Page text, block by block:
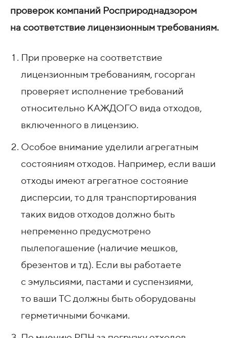
проверок компаний Росприроднадзором
на соответствие лицензионным требованиям.
При проверке на соответствие
лицензионным требованиям, госорган
проверяет исполнение требований
относительно КАЖДОГО вида отходов,
включенного в лицензию.
Особое внимание уделили агрегатным
состояниям отходов. Например, если ваши
отходы имеют агрегатное состояние
дисперсии, то для транспортирования
таких видов отходов должно быть
непременно предусмотрено
пылепогашение (наличие мешков,
брезентов и тд). Если вы работаете
с эмульсиями, пастами и суспензиями,
то ваши ТС должны быть оборудованы
герметичными бочками.